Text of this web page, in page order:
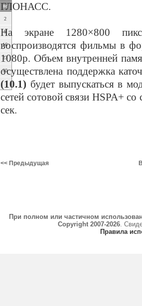
вс
2
9
16
23
30
ГЛОНАСС.
На экране 1280×800
воспроизводятся фильмы в
1080р. Объем внутренней
осуществлена поддержка
(10.1) будет выпускаться в
сетей сотовой связи HSPA+
сек.
<< Предыдущая
При полном или частичном
Copyright 2007-2026.
Правила